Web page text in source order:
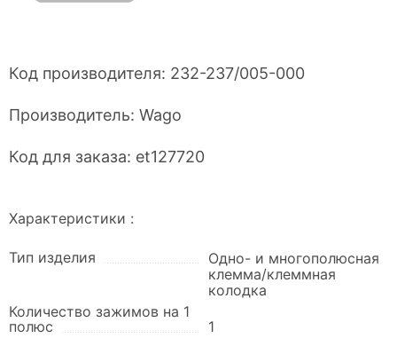
Код производителя: 232-237/005-000
Производитель: Wago
Код для заказа: et127720
Характеристики :
Тип изделия
Одно- и многополюсная
клемма/клеммная
колодка
Количество зажимов на 1
полюс
1